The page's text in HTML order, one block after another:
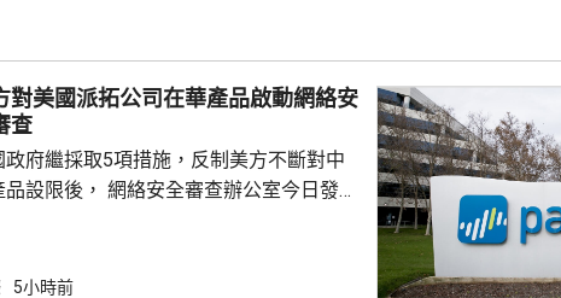
對美國派拓公司在華產品啟動網絡安
查
政府繼採取5項措施，反制美方不斷對中
品設限後， 網絡安全審查辦公室今日發公
指，為保障關鍵信息基礎設施安全穩定運
5小時前